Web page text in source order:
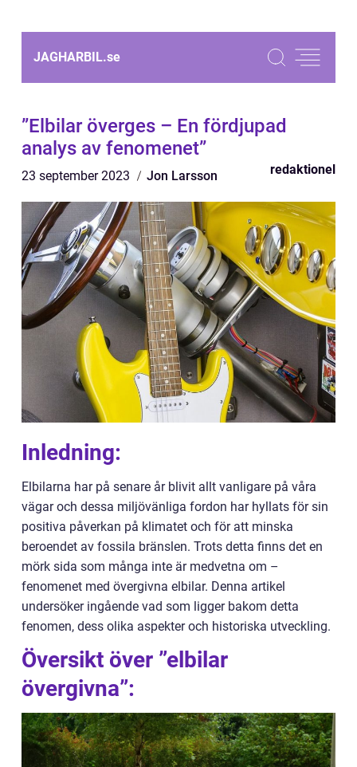
JAGHARBIL.se
”Elbilar överges – En fördjupad
analys av fenomenet”
23 september 2023 Jon Larsson redaktionel
Inledning:
Elbilarna har på senare år blivit allt vanligare på våra
vägar och dessa miljövänliga fordon har hyllats för sin
positiva påverkan på klimatet och för att minska
beroendet av fossila bränslen. Trots detta finns det en
mörk sida som många inte är medvetna om –
fenomenet med övergivna elbilar. Denna artikel
undersöker ingående vad som ligger bakom detta
fenomen, dess olika aspekter och historiska utveckling.
Översikt över ”elbilar
övergivna”: